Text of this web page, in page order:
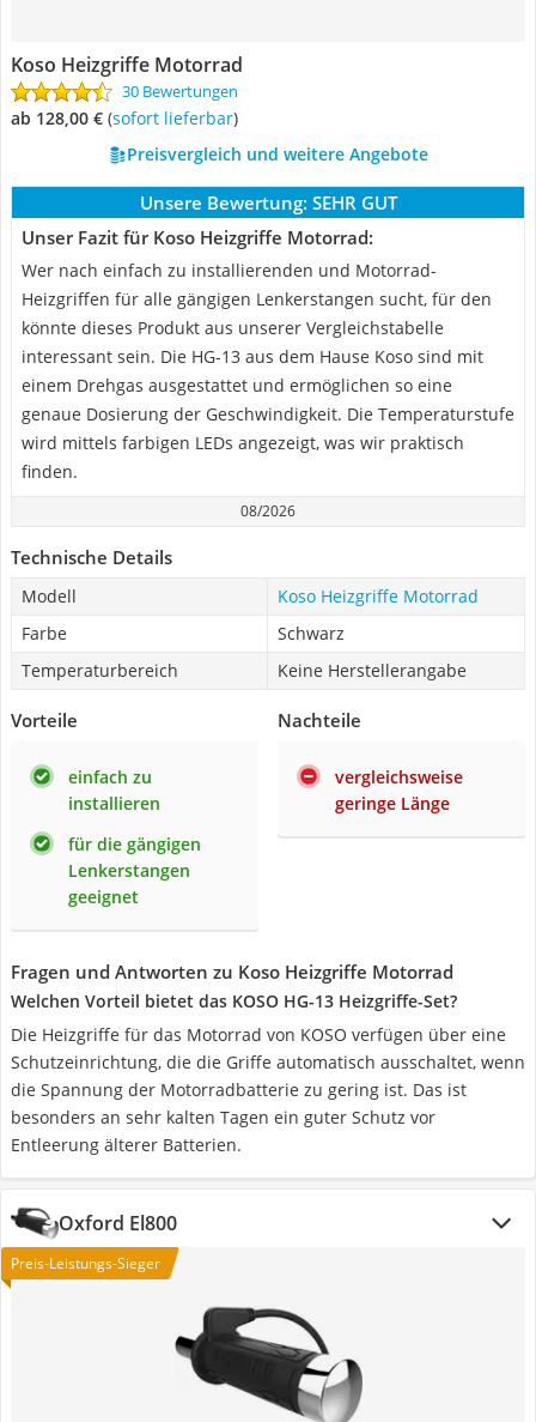
Koso Heizgriffe Motorrad
30 Bewertungen
ab 128,00 € ( Sofort lieferbar)
Preisvergleich und weitere Angebote
Unsere Bewertung: SEHR GUT
Unser Fazit für Koso Heizgriffe Motorrad:
Wer nach einfach zu installierenden und Motorrad-
Heizgriffen für alle gängigen Lenkerstangen sucht, für den
könnte dieses Produkt aus unserer Vergleichstabelle
interessant sein. Die HG-13 aus dem Hause Koso sind mit
einem Drehgas ausgestattet und ermöglichen so eine
genaue Dosierung der Geschwindigkeit. Die Temperaturstufe
wird mittels farbigen LEDs angezeigt, was wir praktisch
finden.
08/2026
Technische Details
Modell
Koso Heizgriffe Motorrad
Farbe
Schwarz
Temperaturbereich
Keine Herstellerangabe
Vorteile
einfach zu
installieren
für die gängigen
Lenkerstangen
geeignet
Nachteile
vergleichsweise
geringe Länge
Fragen und Antworten zu Koso Heizgriffe Motorrad
Welchen Vorteil bietet das KOSO HG-13 Heizgriffe-Set?
Die Heizgriffe für das Motorrad von KOSO verfügen über eine
Schutzeinrichtung, die die Griffe automatisch ausschaltet, wenn
die Spannung der Motorradbatterie zu gering ist. Das ist
besonders an sehr kalten Tagen ein guter Schutz vor
Entleerung älterer Batterien.
Oxford El800
Preis-Leistungs-Sieger